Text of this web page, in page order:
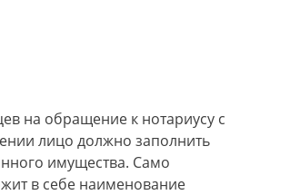
на обращение к нотариусу с
лицо должно заполнить
имущества. Само
в себе наименование